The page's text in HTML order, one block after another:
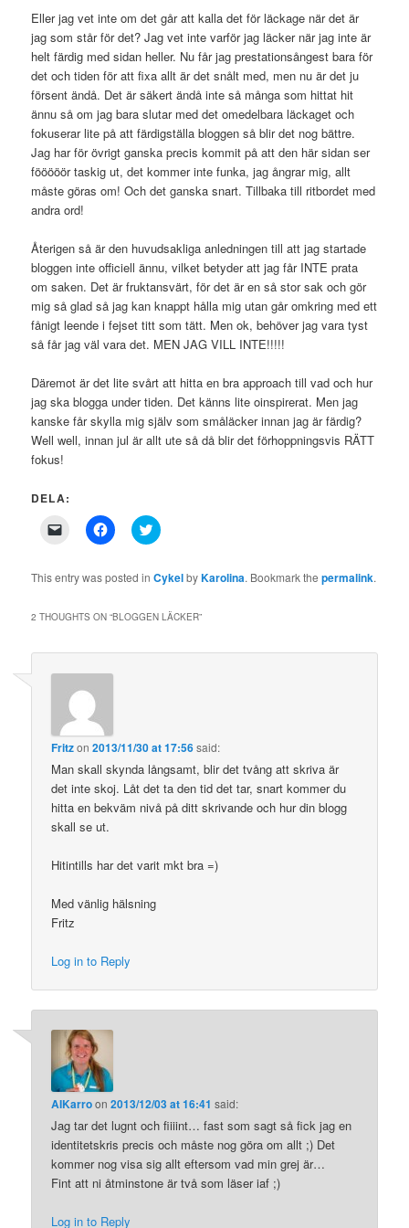
Eller jag vet inte om det går att kalla det för läckage när det är
jag som står för det? Jag vet inte varför jag läcker när jag inte är
helt färdig med sidan heller. Nu får jag prestationsångest bara för
det och tiden för att fixa allt är det snålt med, men nu är det ju
försent ändå. Det är säkert ändå inte så många som hittat hit
ännu så om jag bara slutar med det omedelbara läckaget och
fokuserar lite på att färdigställa bloggen så blir det nog bättre.
Jag har för övrigt ganska precis kommit på att den här sidan ser
fööööör taskig ut, det kommer inte funka, jag ångrar mig, allt
måste göras om! Och det ganska snart. Tillbaka till ritbordet med
andra ord!
Återigen så är den huvudsakliga anledningen till att jag startade
bloggen inte officiell ännu, vilket betyder att jag får INTE prata
om saken. Det är fruktansvärt, för det är en så stor sak och gör
mig så glad så jag kan knappt hålla mig utan går omkring med ett
fånigt leende i fejset titt som tätt. Men ok, behöver jag vara tyst
så får jag väl vara det. MEN JAG VILL INTE!!!!!
Däremot är det lite svårt att hitta en bra approach till vad och hur
jag ska blogga under tiden. Det känns lite oinspirerat. Men jag
kanske får skylla mig själv som småläcker innan jag är färdig?
Well well, innan jul är allt ute så då blir det förhoppningsvis RÄTT
fokus!
DELA:
Click
link
to
friend
(Opens
window)
Click
to
Facebook
(Opens
new
window)
Click
to
Twitter
(Opens
new
window)
This entry was posted inCykelbyKarolina. Bookmark thepermalink.
2 THOUGHTS ON “BLOGGEN LÄCKER”
Fritzon2013/11/30 at 17:56said:
Man skall skynda långsamt, blir det tvång att skriva är
det inte skoj. Låt det ta den tid det tar, snart kommer du
hitta en bekväm nivå på ditt skrivande och hur din blogg
skall se ut.
Hitintills har det varit mkt bra =)
Med vänlig hälsning
Fritz
Log in to Reply
AIKarroon2013/12/03 at 16:41 said:
Jag tar det lugnt och fiiiint… fast som sagt så fick jag en
identitetskris precis och måste nog göra om allt ;) Det
kommer nog visa sig allt eftersom vad min grej är…
Fint att ni åtminstone är två som läser iaf ;)
Log in to Reply